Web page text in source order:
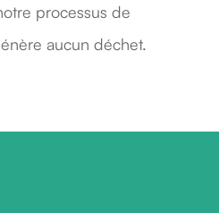
processus de
aucun déchet.